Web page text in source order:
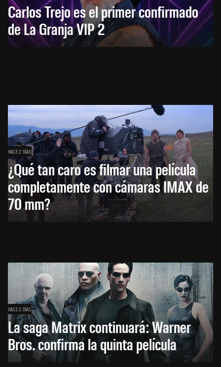
Carlos Trejo es el primer confirmado
de La Granja VIP 2
HACE 2 DÍAS
¿Qué tan caro es filmar una película
completamente con cámaras IMAX de
70 mm?
HACE 2 DÍAS
La saga Matrix continuará: Warner
Bros. confirma la quinta película